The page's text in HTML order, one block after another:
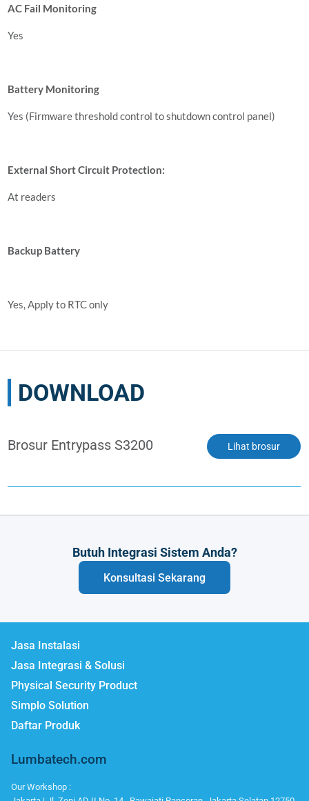
AC Fail Monitoring
Yes
Battery Monitoring
Yes (Firmware threshold control to shutdown control panel)
External Short Circuit Protection:
At readers
Backup Battery
Yes, Apply to RTC only
DOWNLOAD
Brosur Entrypass S3200 Lihat brosur
Butuh Integrasi Sistem Anda?
Konsultasi Sekarang
Jasa Instalasi
Jasa Integrasi & Solusi
Physical Security Product
Simplo Solution
Daftar Produk
Lumbatech.com
Our Workshop :